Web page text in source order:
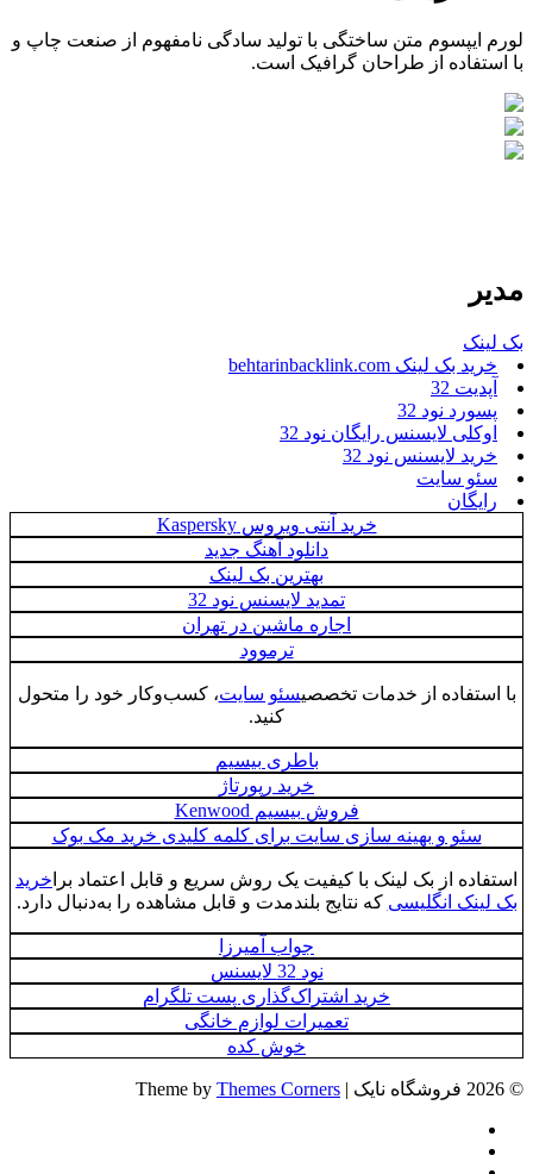
لورم ایپسوم متن ساختگی با تولید سادگی نامفهوم از صنعت چاپ و
با استفاده از طراحان گرافیک است.
مدیر
بک لینک
خرید بک لینک behtarinbacklink.com
آپدیت 32
پسورد نود 32
اوکلی لایسنس رایگان نود 32
خرید لایسنس نود 32
سئو سایت
رایگان
خرید آنتی ویروس Kaspersky
دانلود آهنگ جدید
بهترین بک لینک
تمدید لایسنس نود 32
اجاره ماشین در تهران
ترموود
با استفاده از خدمات تخصصیسئو سایت، کسب‌وکار خود را متحول
کنید.
باطری بیسیم
خرید رپورتاژ
فروش بیسیم Kenwood
سئو و بهینه سازی سایت برای کلمه کلیدی خرید مک بوک
استفاده از بک لینک با کیفیت یک روش سریع و قابل اعتماد برا خرید
بک لینک انگلیسی که نتایج بلندمدت و قابل مشاهده را به‌دنبال دارد.
جواب آمیرزا
نود 32 لایسنس
خرید اشتراک‌گذاری پست تلگرام
تعمیرات لوازم خانگی
خوش کده
© 2026 فروشگاه نایک | Theme by Themes Corners